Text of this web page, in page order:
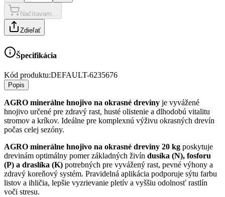
Načítavam...
Zdieľať
Špecifikácia
Kód produktu:DEFAULT-6235676
Popis
AGRO minerálne hnojivo na okrasné dreviny je vyvážené
hnojivo určené pre zdravý rast, husté olistenie a dlhodobú vitalitu
stromov a kríkov. Ideálne pre komplexnú výživu okrasných drevín
počas celej sezóny.
AGRO minerálne hnojivo na okrasné dreviny 20 kg poskytuje
drevinám optimálny pomer základných živín dusíka (N), fosforu
(P) a draslíka (K) potrebných pre vyvážený rast, pevné výhony a
zdravý koreňový systém. Pravidelná aplikácia podporuje sýtu farbu
listov a ihličia, lepšie vyzrievanie pletív a vyššiu odolnosť rastlín
voči stresu.